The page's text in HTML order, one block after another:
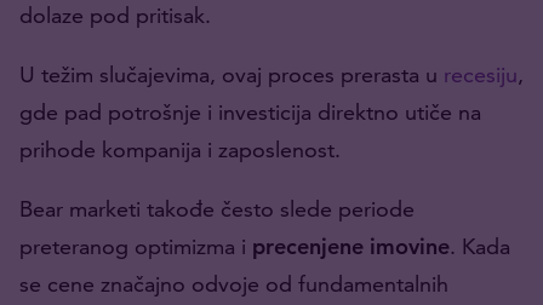
dolaze pod pritisak.
U težim slučajevima, ovaj proces prerasta u recesiju,
gde pad potrošnje i investicija direktno utiče na
prihode kompanija i zaposlenost.
Bear marketi takođe često slede periode
preteranog optimizma i precenjene imovine. Kada
se cene značajno odvoje od fundamentalnih